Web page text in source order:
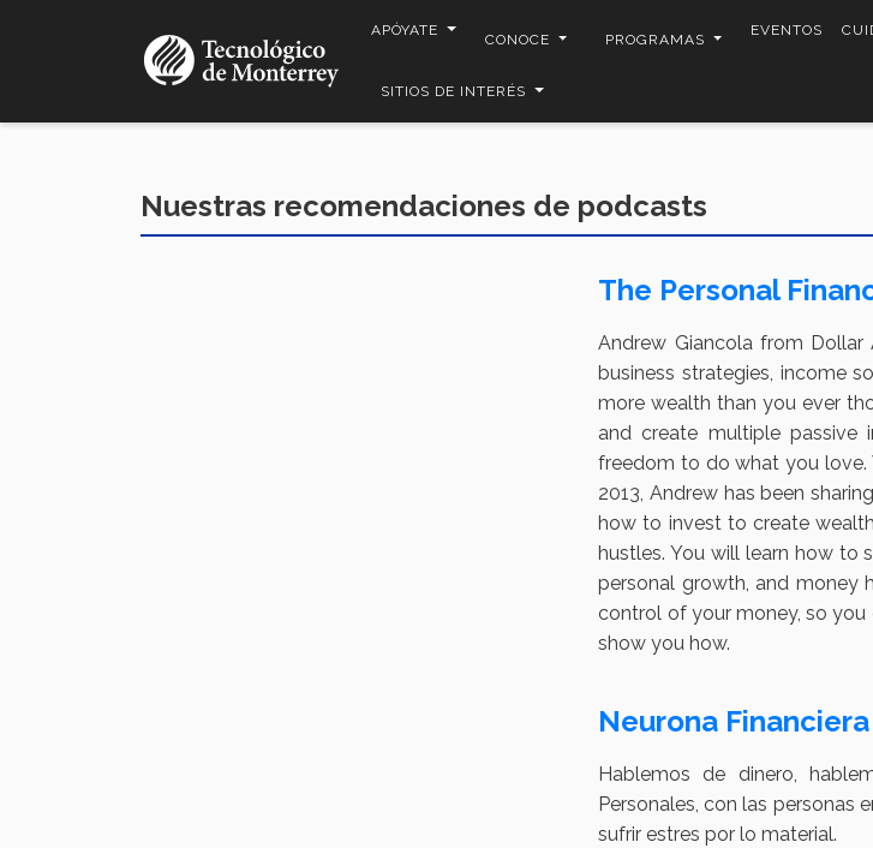
APÓYATE
CONOCE PROGRAMAS
EVENTOS
SITIOS DE INTERÉS
Nuestras recomendaciones de podcasts
The Personal
Andrew Giancola from Dollar
business strategies, income
more wealth than you ever
and create multiple
freedom to do what you love.
2013, Andrew has been
how to invest to create
hustles. You will learn how to
personal growth, and money
control of your money, so you
show you how.
Neurona Financiera
Hablemos de dinero,
Personales, con las personas
sufrir estres por lo material.